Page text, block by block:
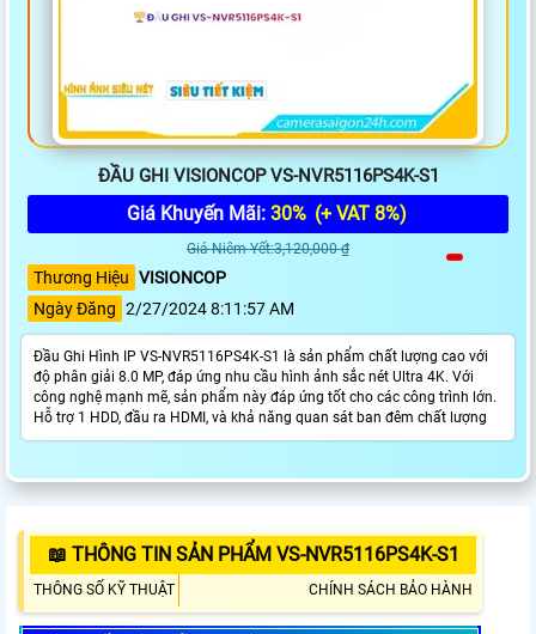
ĐẦU GHI VISIONCOP VS-NVR5116PS4K-S1
Giá Khuyến Mãi: 30% (+ VAT 8%)
Giá Niêm Yết:3,120,000 ₫
Thương Hiệu VISIONCOP
Ngày Đăng 2/27/2024 8:11:57 AM
Đầu Ghi Hình IP VS-NVR5116PS4K-S1 là sản phẩm chất lượng cao với
độ phân giải 8.0 MP, đáp ứng nhu cầu hình ảnh sắc nét Ultra 4K. Với
công nghệ mạnh mẽ, sản phẩm này đáp ứng tốt cho các công trình lớn.
Hỗ trợ 1 HDD, đầu ra HDMI, và khả năng quan sát ban đêm chất lượng
📖 THÔNG TIN SẢN PHẨM VS-NVR5116PS4K-S1
THÔNG SỐ KỸ THUẬT CHÍNH SÁCH BẢO HÀNH